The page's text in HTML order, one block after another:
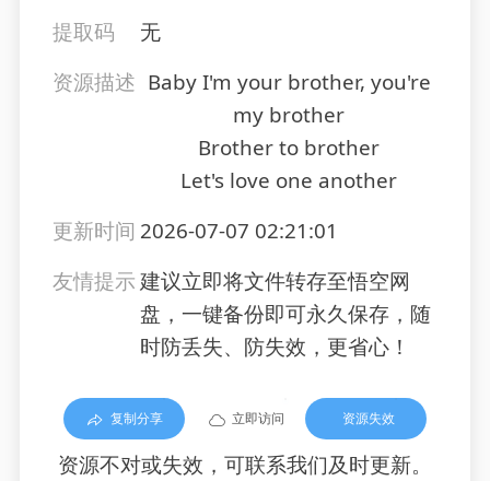
提取码
无
资源描述 Baby I'm your brother, you're
my brother
Brother to brother
Let's love one another
更新时间 2026-07-07 02:21:01
友情提示建议立即将文件转存至悟空网
盘，一键备份即可永久保存，随
时防丢失、防失效，更省心！
复制分享 立即访问 资源失效
资源不对或失效，可联系我们及时更新。